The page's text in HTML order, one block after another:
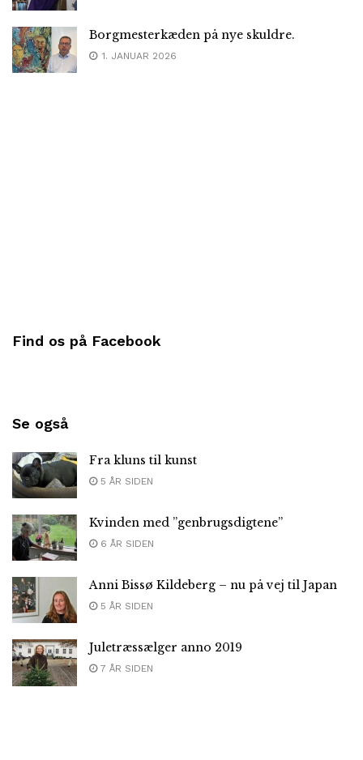
Borgmesterkæden på nye skuldre.
1. JANUAR 2026
Find os på Facebook
Se også
Fra kluns til kunst
5 ÅR SIDEN
Kvinden med ”genbrugsdigtene”
6 ÅR SIDEN
Anni Bissø Kildeberg – nu på vej til Japan
5 ÅR SIDEN
Juletræssælger anno 2019
7 ÅR SIDEN